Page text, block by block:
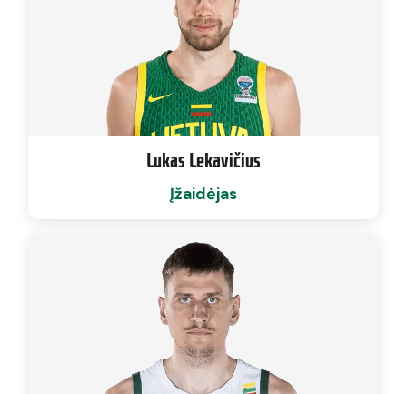
Lukas Lekavičius
Įžaidėjas